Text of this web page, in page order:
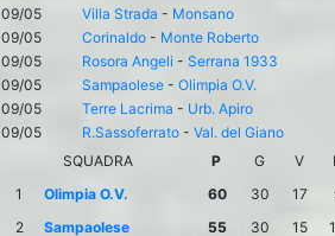
09/05
Villa Strada - Monsano
09/05
Corinaldo - Monte Roberto
09/05
Rosora Angeli - Serrana 1933
09/05
Sampaolese - Olimpia O.V.
09/05
Terre Lacrima - Urb. Apiro
09/05
R.Sassoferrato - Val. del Giano
SQUADRA
P G V
1
Olimpia O.V. 60 30 17
2
Sampaolese 55 30 15